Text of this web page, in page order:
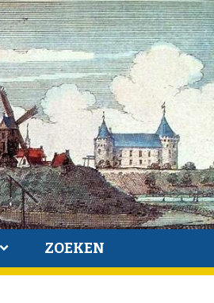
ZOEKEN